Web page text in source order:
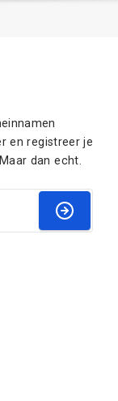
en registreer je
dan echt.